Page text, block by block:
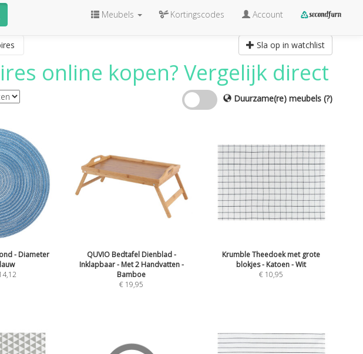
Meubels Kortingscodes Account
Sla op in watchlist
online kopen? Vergelijk direct
Duurzame(re) meubels (?)
- Diameter
QUVIO Bedtafel Dienblad -
Inklapbaar - Met 2 Handvatten -
Bamboe
€ 19,95
Krumble Theedoek met grote
blokjes - Katoen - Wit
€ 10,95